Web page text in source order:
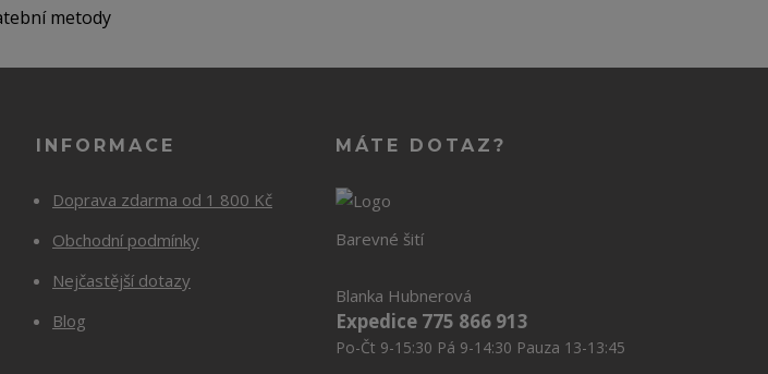
INFORMACE
Doprava zdarma od 1 800 Kč
Obchodní podmínky
Nejčastější dotazy
Blog
MÁTE DOTAZ?
Barevné šití
Blanka Hubnerová
Expedice 775 866 913
Po-Čt 9-15:30 Pá 9-14:30 Pauza 13-13:45